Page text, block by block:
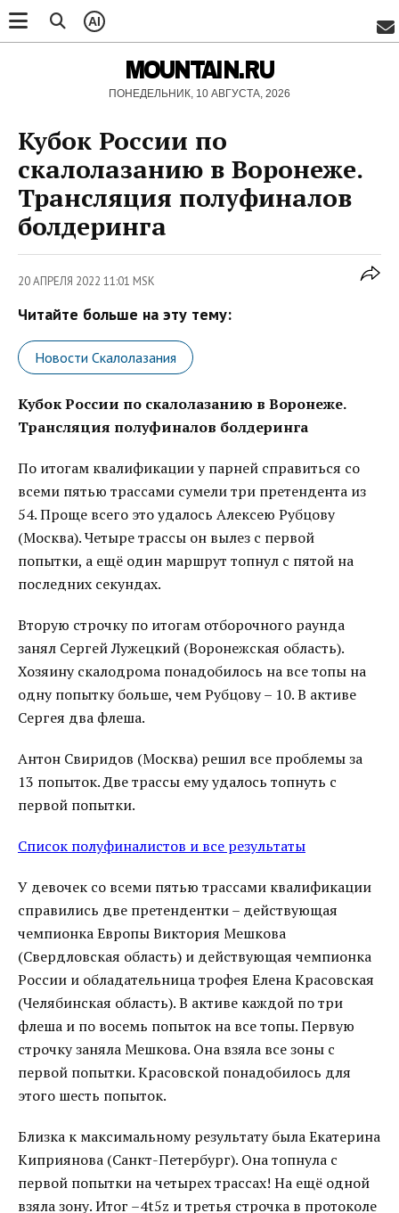
AI
MOUNTAIN.RU
ПОНЕДЕЛЬНИК, 10 АВГУСТА, 2026
Кубок России по
скалолазанию в Воронеже.
Трансляция полуфиналов
болдеринга
20 АПРЕЛЯ 2022 11:01 MSK
Читайте больше на эту тему:
Новости Скалолазания
Кубок России по скалолазанию в Воронеже.
Трансляция полуфиналов болдеринга
По итогам квалификации у парней справиться со
всеми пятью трассами сумели три претендента из
54. Проще всего это удалось Алексею Рубцову
(Москва). Четыре трассы он вылез с первой
попытки, а ещё один маршрут топнул с пятой на
последних секундах.
Вторую строчку по итогам отборочного раунда
занял Сергей Лужецкий (Воронежская область).
Хозяину скалодрома понадобилось на все топы на
одну попытку больше, чем Рубцову – 10. В активе
Сергея два флеша.
Антон Свиридов (Москва) решил все проблемы за
13 попыток. Две трассы ему удалось топнуть с
первой попытки.
Список полуфиналистов и все результаты
У девочек со всеми пятью трассами квалификации
справились две претендентки – действующая
чемпионка Европы Виктория Мешкова
(Свердловская область) и действующая чемпионка
России и обладательница трофея Елена Красовская
(Челябинская область). В активе каждой по три
флеша и по восемь попыток на все топы. Первую
строчку заняла Мешкова. Она взяла все зоны с
первой попытки. Красовской понадобилось для
этого шесть попыток.
Близка к максимальному результату была Екатерина
Киприянова (Санкт-Петербург). Она топнула с
первой попытки на четырех трассах! На ещё одной
взяла зону. Итог –4t5z и третья строчка в протоколе